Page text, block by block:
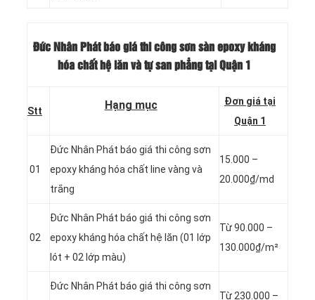
Đức Nhân Phát báo giá thi công sơn sàn epoxy kháng
hóa chất hệ lăn và tự san phẳng tại Quận 1
Stt Hạng mục
Đơn giá tại
Quận 1
01
Đức Nhân Phát báo giá thi công sơn
epoxy kháng hóa chất line vàng và
trắng
15.000 –
20.000₫/md
02
Đức Nhân Phát báo giá thi công sơn
epoxy kháng hóa chất hệ lăn (01 lớp
lót + 02 lớp màu)
Từ 90.000 –
130.000₫/m²
Đức Nhân Phát báo giá thi công sơn
Từ 230.000 –